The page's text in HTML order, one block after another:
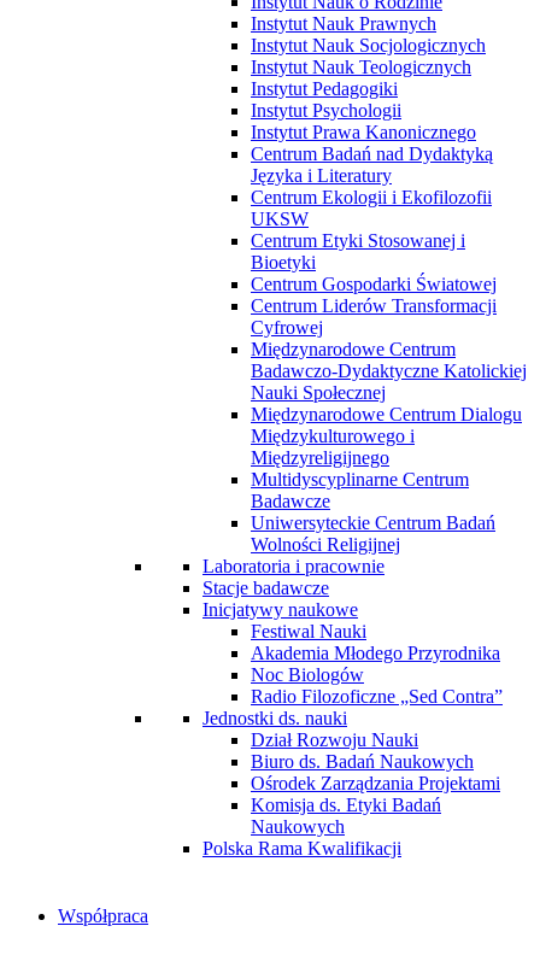
Instytut Nauk Prawnych
Instytut Nauk Socjologicznych
Instytut Nauk Teologicznych
Instytut Pedagogiki
Instytut Psychologii
Instytut Prawa Kanonicznego
Centrum Badań nad Dydaktyką
Języka i Literatury
Centrum Ekologii i Ekofilozofii
UKSW
Centrum Etyki Stosowanej i
Bioetyki
Centrum Gospodarki Światowej
Centrum Liderów Transformacji
Cyfrowej
Międzynarodowe Centrum
Badawczo-Dydaktyczne Katolickiej
Nauki Społecznej
Międzynarodowe Centrum Dialogu
Międzykulturowego i
Międzyreligijnego
Multidyscyplinarne Centrum
Badawcze
Uniwersyteckie Centrum Badań
Wolności Religijnej
Laboratoria i pracownie
Stacje badawcze
Inicjatywy naukowe
Festiwal Nauki
Akademia Młodego Przyrodnika
Noc Biologów
Radio Filozoficzne „Sed Contra”
Jednostki ds. nauki
Dział Rozwoju Nauki
Biuro ds. Badań Naukowych
Ośrodek Zarządzania Projektami
Komisja ds. Etyki Badań
Naukowych
Polska Rama Kwalifikacji
Współpraca